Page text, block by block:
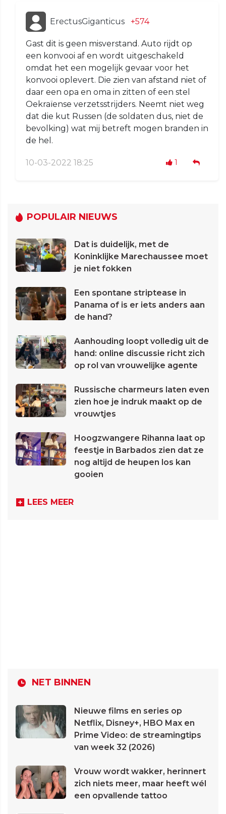
ErectusGiganticus +574
Gast dit is geen misverstand. Auto rijdt op
een konvooi af en wordt uitgeschakeld
omdat het een mogelijk gevaar voor het
konvooi oplevert. Die zien van afstand niet of
daar een opa en oma in zitten of een stel
Oekraïense verzetsstrijders. Neemt niet weg
dat die kut Russen (de soldaten dus, niet de
bevolking) wat mij betreft mogen branden in
de hel.
10-03-2022 18:25 1
POPULAIR NIEUWS
Dat is duidelijk, met de
Koninklijke Marechaussee moet
je niet fokken
Een spontane striptease in
Panama of is er iets anders aan
de hand?
Aanhouding loopt volledig uit de
hand: online discussie richt zich
op rol van vrouwelijke agente
Russische charmeurs laten even
zien hoe je indruk maakt op de
vrouwtjes
Hoogzwangere Rihanna laat op
feestje in Barbados zien dat ze
nog altijd de heupen los kan
gooien
LEES MEER
NET BINNEN
Nieuwe films en series op
Netflix, Disney+, HBO Max en
Prime Video: de streamingtips
van week 32 (2026)
Vrouw wordt wakker, herinnert
zich niets meer, maar heeft wél
een opvallende tattoo